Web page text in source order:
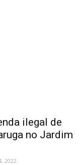
ilegal de
no Jardim
2022